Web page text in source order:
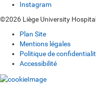
Instagram
©2026 Liège University
Plan Site
Mentions légales
Politique de
Accessibilité